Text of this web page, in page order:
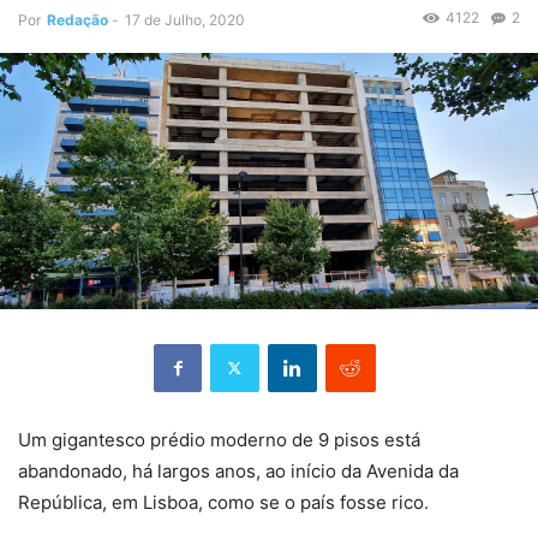
Por Redação - 17 de Julho, 2020 2
4122
Um gigantesco prédio moderno de 9 pisos está
abandonado, há largos anos, ao início da Avenida da
República, em Lisboa, como se o país fosse rico.